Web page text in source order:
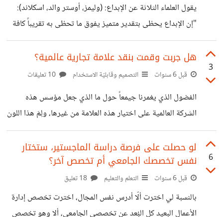
لديه معطيات مادية، حتى يكون بالنهاية رسالة معينة يتوجب
عليه إيصالها للجمهور المتهدف. فن الرسم ليس من أساسيات
العمل في
يقول العلماء الثلاثة عن الإبداع: (وليمز، أوستر والد، اسكلاند):
"إن الإبداع يحظى بتقدير متميز يفوق ما تحظى به تقريباً كافة
المفاهيم المادية، أو السمات الشخصية الأخرى". لذلك يكون
الإبداع في التصميم المطلوب من أي مُصمِم يرتكز على المفهوم
الواصل إليه من العميل، أو بناء على التصميم المطلوب منه. في
أول ما راودتني فكرة أن أدخل مجال العمل في التصميم، لم
يُشجعني الكثير على ذلك، ولكن الدافع الوحيد الذي جعلني أكمل
الطريق هو إيماني بنفسي وقدراتي، كنت على يقين بأن إبداعي
3
هل جربت وقمت بنقد علامة تجارية عالمية؟
قبل 6 سنوات التصميم وقابليّة الاستخدام
الفضول الذي يغمرنا جيمعاً حول ما الذي جعل مؤسس هذه
الشركة العالمية على اختيار هذه العلامة من غيرها، ولِمَ هذا اللون
لا غيره؟ https://suar.me/AZBX0 الفضول لدينا جميعاً، لكن
هل لدينا جميعاً الجرأة على التعليق عليها، أو نقدها؟ بالنسبة
لشركة نسكافيه، هو شعار بسيط وله لون بسيط ولكن يؤخذ عليه
أن لا يوجد فيه دلالة على أنه منتج لقهوة! مثلاً لو قدمت لي
شركة نسكافيه هذا الشعار لأجري عليه بعض التعديلات أو
التغييرات، أقوم بوضع حبة قهوة صغيرة بدل الفاصلة ذات
6
لو حصلت على فرصة دراسة الماجستير، ستختار
نفس تخصصك الجامعي أم تخصص آخر؟
قبل 6 سنوات التعلم والتعليم
بالنسبة لي اخترت ألّا أدرس نفس المجال، اخترت تخصص إدارة
الأعمال البعيد كل البُعد عن تخصصي الجامعي، ألا وهو تخصص